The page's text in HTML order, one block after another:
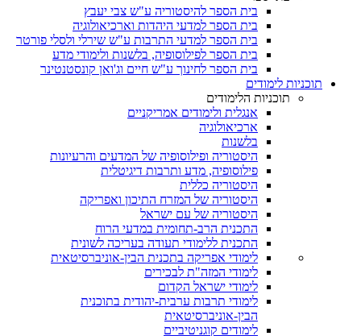
בית הספר להיסטוריה ע"ש צבי יעבץ
בית הספר למדעי היהדות וארכיאולוגיה
בית הספר למדעי התרבות ע"ש שירלי ולסלי פורטר
בית הספר לפילוסופיה, בלשנות ולימודי מדע
בית הספר לחינוך ע"ש חיים וג'ואן קונסטנטינר
תוכניות לימודים
תוכניות הלימודים
אנגלית ולימודים אמריקניים
ארכיאולוגיה
בלשנות
היסטוריה ופילוסופיה של המדעים והרעיונות
פילוסופיה, מדע ותרבות דיגיטלית
היסטוריה כללית
היסטוריה של המזרח התיכון ואפריקה
היסטוריה של עם ישראל
התכנית הרב-תחומית במדעי הרוח
התכנית ללימודי תעודה בעריכה לשונית
לימודי אפריקה בתכנית הבין-אוניברסיטאית
לימודי המזה"ת לבכירים
לימודי ישראל הקדום
לימודי תרבות ערבית-יהודית בתוכנית
הבין-אוניברסיטאית
לימודים קוגניטיביים